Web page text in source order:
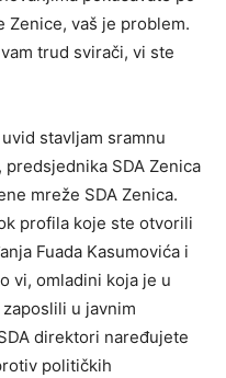
Zenice, vaš je problem.
trud svirači, vi ste
stavljam sramnu
SDA Zenica
mreže SDA Zenica.
profila koje ste otvorili
Fuada Kasumovića i
vi, omladini koja je u
u javnim
direktori naređujete
političkih